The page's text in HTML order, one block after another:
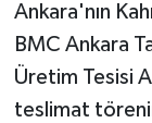
Ankara'nın
BMC Ankara
Üretim Tesisi
teslimat